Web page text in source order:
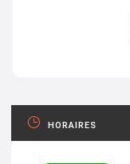
HORAIRES